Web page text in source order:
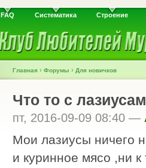
FAQ Систематика Строение
Главная › Форумы › Для новичков
Что то с
пт, 2016-09-09 08:40 —
Мои лазиусы ничего
и куринное мясо ,ни